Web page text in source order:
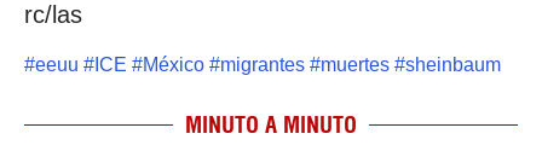
rc/las
#eeuu # ICE #México #migrantes #muertes #sheinbaum
MINUTO A MINUTO